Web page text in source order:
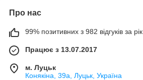
Про нас
99% позитивних з 982 відгуків за рік
Працює з 13.07.2017
м. Луцьк
Конякіна, 39а, Луцьк, Україна